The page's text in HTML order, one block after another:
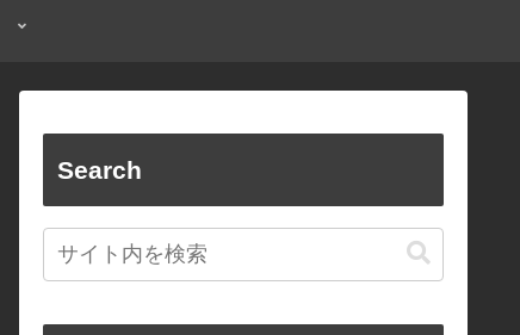
Search